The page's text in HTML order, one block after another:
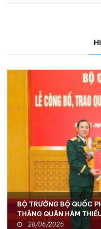
BỘ TRƯỞNG BỘ QUỐC
THĂNG QUÂN HÀM
TƯ LỆNH BCHH - TỔNG
28/06/2025